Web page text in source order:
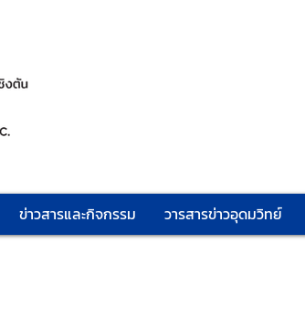
ข่าวสารและกิจกรรม วารสารข่าวอุดมวิทย์